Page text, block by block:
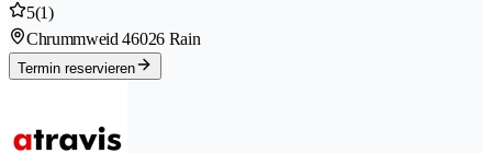
5(1)
Chrummweid 46026 Rain
Termin reservieren